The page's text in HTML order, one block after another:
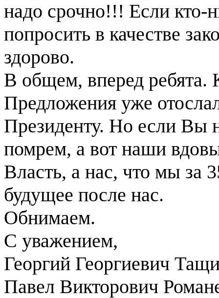
надо срочно!!! Если кто-
попросить в качестве
здорово.
В общем, вперед ребята.
Предложения уже
Президенту. Но если Вы
помрем, а вот наши
Власть, а нас, что мы за
будущее после нас.
Обнимаем.
С уважением,
Георгий Георгиевич
Павел Викторович